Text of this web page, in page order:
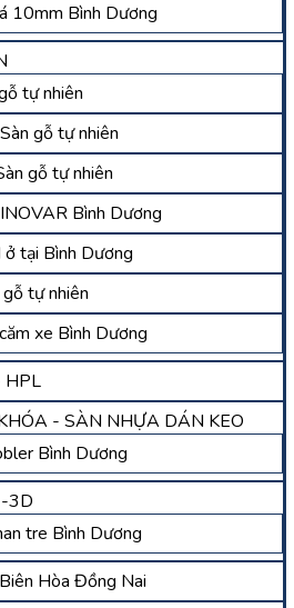
10mm Bình Dương
tự nhiên
gỗ tự nhiên
gỗ tự nhiên
Bình Dương
tại Bình Dương
tự nhiên
xe Bình Dương
HPL
- SÀN NHỰA DÁN KEO
Bình Dương
3D
tre Bình Dương
Hòa Đồng Nai